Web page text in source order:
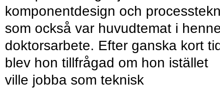
komponentdesign och
som också var huvudtemat i
doktorsarbete. Efter ganska kort
blev hon tillfrågad om hon istället
ville jobba som teknisk